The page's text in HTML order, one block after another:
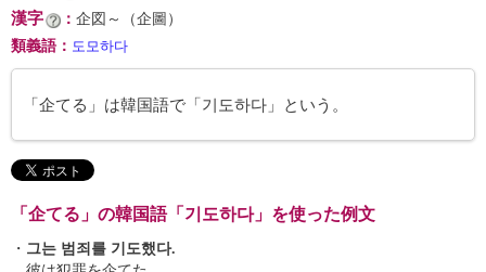
漢字 ： 企図～（企圖）
類義語 ： 도모하다
「企てる」は韓国語で「기도하다」という。
「企てる」の韓国語「기도하다」を使った例文
・ 그는 범죄를 기도했다.